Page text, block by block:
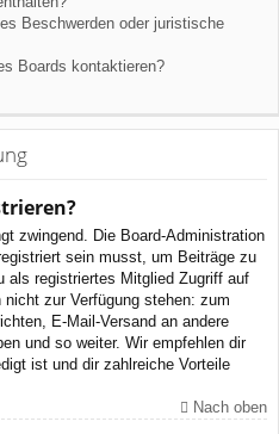
Beschwerden oder juristische
Boards kontaktieren?
zwingend. Die Board-Administration
sein musst, um Beiträge zu
als registriertes Mitglied Zugriff auf
zur Verfügung stehen: zum
E-Mail-Versand an andere
und so weiter. Wir empfehlen dir
ist und dir zahlreiche Vorteile
Nach oben